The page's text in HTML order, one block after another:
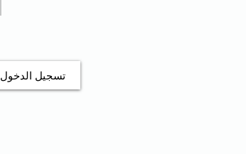
تسجيل الدخول